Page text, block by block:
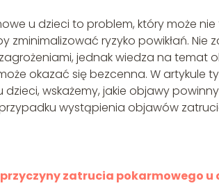
u dzieci to problem, który może
zminimalizować ryzyko powikłań.
jednak wiedza na
okazać się bezcenna. W artykule
wskażemy, jakie objawy
wystąpienia objawów
zatrucia pokarmowego u